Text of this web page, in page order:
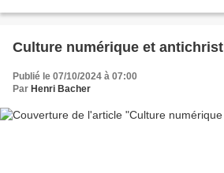
Culture numérique et antichrist
Publié le 07/10/2024 à 07:00
Par Henri Bacher